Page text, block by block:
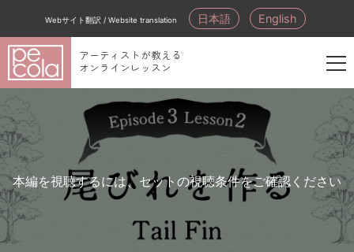
Webサイト翻訳 / Website translation 日本語 English
アーティストが教える
オンラインレッスン
新
規
会
員
登
録
本編を視聴するには、セットの視聴条件をご確認ください